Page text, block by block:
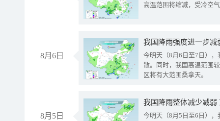
高温范围将缩减，受冷空
8月6日
今明天（8月6日至7日）
散。同时，我国高温范围
区将有大范围桑拿天。
8月5日
我国降雨整体减少减弱
今明天（8月5日至6日）